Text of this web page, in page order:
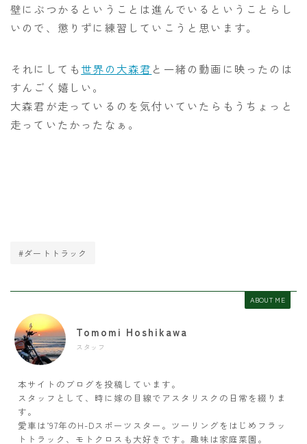
壁にぶつかるということは進んでいるということらし
いので、懲りずに練習していこうと思います。
それにしても 世界の大森君 と一緒の動画に映ったのは
すんごく嬉しい。
大森君が走っているのを気付いていたらもうちょっと
走っていたかったなぁ。
#ダートトラック
ABOUT ME
Tomomi Hoshikawa
スタッフ
本サイトのブログを投稿しています。
スタッフとして、時に嫁の目線でアスタリスクの日常を綴りま
す。
愛車は’97年のH-Dスポーツスター。ツーリングをはじめフラッ
トトラック、モトクロスも大好きです。趣味は家庭菜園。